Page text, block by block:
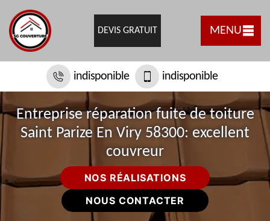
DEVIS GRATUIT MENU
indisponible indisponible
Entreprise réparation fuite de toiture
Saint Parize En Viry 58300: excellent
couvreur
NOS RÉALISATIONS
NOUS CONTACTER